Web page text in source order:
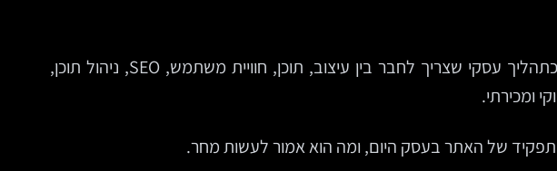
כאן בדיוק נכנס הדיון האמיתי על בניית אתרים. לא כפעולה טכנית של העלאת עמודים, אלא כתהליך עסקי שצריך לחבר בין עיצוב, תוכן, חוויית משתמש, SEO, ניהול תוכן,
ומכירתי.
של האתר בעסק היום, ומה הוא אמור לעשות מחר.